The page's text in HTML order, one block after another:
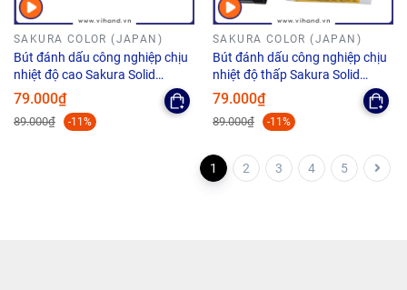
SAKURA COLOR (JAPAN)
Bút đánh dấu công nghiệp chịu
nhiệt độ cao Sakura Solid
Marker High Temperature - Ngòi
12.0mm
79.000₫
89.000₫ -11%
SAKURA COLOR (JAPAN)
Bút đánh dấu công nghiệp chịu
nhiệt độ thấp Sakura Solid
Marker Low Temperature
12.0mm
79.000₫
89.000₫ -11%
1 2 3 4 5